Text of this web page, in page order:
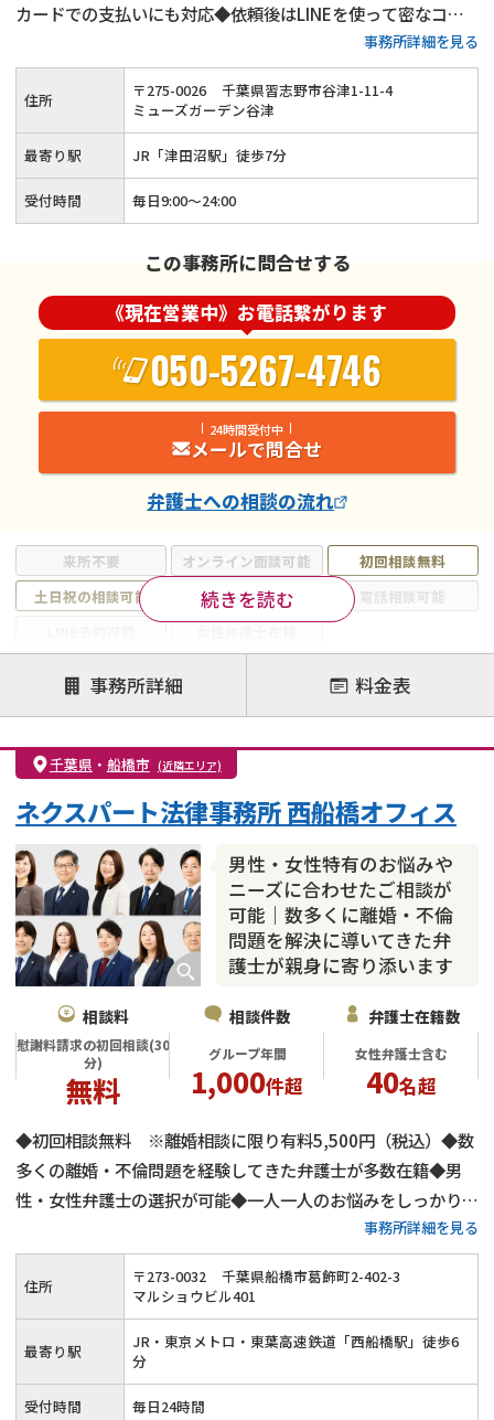
カードでの支払いにも対応◆依頼後はLINEを使って密なコミ
ュニケーションも可能◆法テラスの利用も可能◆津田沼駅南口
から徒歩7分
事務所詳細を見る
来所不要 オンライン面談可能
初回相談無料
土日祝の相談可能
19時以降電話可能
電話相談可能
注力案件
離婚前相談
離婚調停
離婚裁判
親権・面会交流権
DV
モラハラ
不貞・不倫慰謝料請求
国際離婚
財産分与
内縁の夫婦 熟年離婚
続きを読む
住所 〒275-0026
千葉県習志野市谷津1-11-4
ミューズガーデン谷津
最寄り駅 JR「津田沼駅」徒歩7分
受付時間 毎日9:00～24:00
この事務所に問合せする
《現在営業中》お電話繋がります
050-5267-4746
24時間受付中
メールで問合せ
弁護士への相談の流れ
事務所詳細 料金表
千葉県 ・ 船橋市 (近隣エリア)
男性・女性特有のお悩みや
ニーズに合わせたご相談が
可能｜数多くに離婚・不倫
問題を解決に導いてきた弁
護士が親身に寄り添います
ネクスパート法律事務所 西船橋オフィス
相談料
慰謝料請求の初回相談(30
分)
無料
相談件数
グループ年間
1,000件超
弁護士在籍数
女性弁護士含む
40名超
◆初回相談無料 ※離婚相談に限り有料5,500円（税込）◆数
多くの離婚・不倫問題を経験してきた弁護士が多数在籍◆男
性・女性弁護士の選択が可能◆一人一人のお悩みをしっかりと
傾聴◆職業別の離婚問題の典型的な特徴に合わせてサポート
◆JR・東京メトロ・東葉高速鉄道「西船橋駅」から徒歩5分◆
財産分与などのお金の問題にも細かく対応
事務所詳細を見る
住所 〒273-0032
千葉県船橋市葛飾町2-402-3
マルショウビル401
最寄り駅
JR・東京メトロ・東葉高速鉄道「西船橋駅」徒歩6
分
受付時間 毎日24時間